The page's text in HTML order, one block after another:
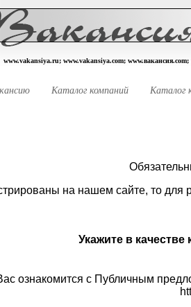
www.vakansiya.ru; www.vakansiya.com; www.вакансия.com;
Каталог компаний Каталог
на нашем сайте, то
Укажите в качестве
ознакомится с Публичным